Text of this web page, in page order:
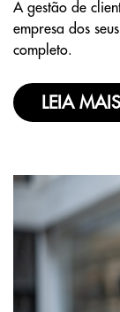
A gestão de
empresa dos
completo.
LEIA MAIS